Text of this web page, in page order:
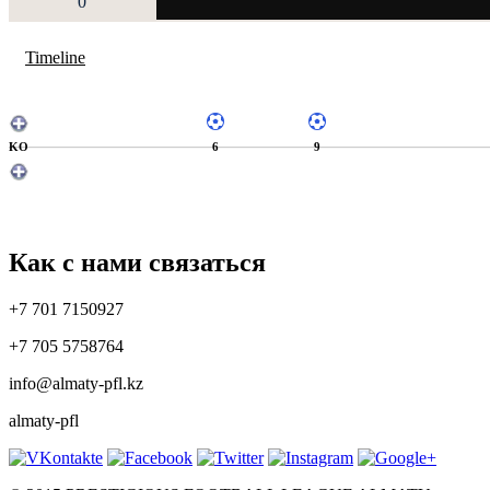
Timeline
KO 6 9
Как с нами связаться
+7 701 7150927
+7 705 5758764
info@almaty-pfl.kz
almaty-pfl